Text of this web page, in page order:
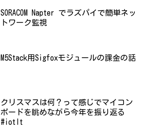
SORACOM Napter でラズパイで簡単ネッ
トワーク監視
M5Stack用Sigfoxモジュールの課金の話
クリスマスは何？って感じでマイコン
ボードを眺めながら今年を振り返る
#iotlt